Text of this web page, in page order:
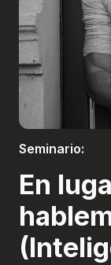
Seminario:
En